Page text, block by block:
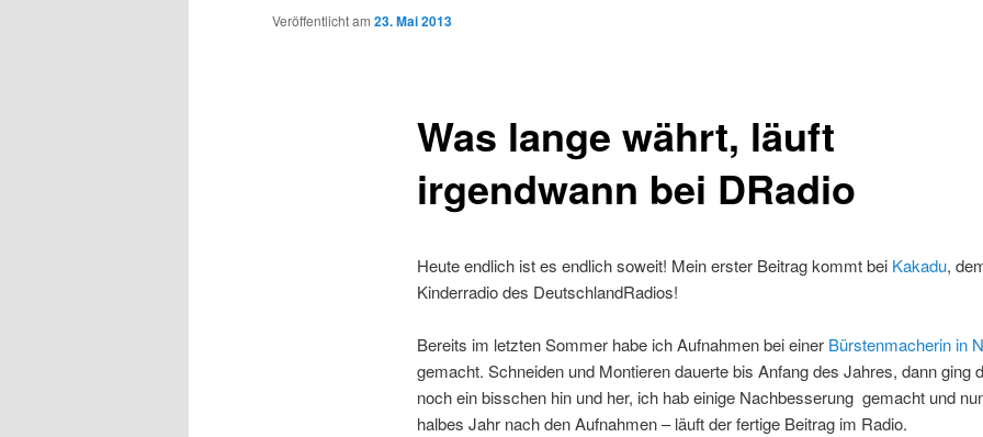
Was lange währt, läuft
irgendwann bei DRadio
Veröffentlicht am 23. Mai 2013
Heute endlich ist es endlich soweit! Mein erster Beitrag kommt bei Kakadu,
Kinderradio des DeutschlandRadios!
Bereits im letzten Sommer habe ich Aufnahmen bei einer Bürstenmacherin in
gemacht. Schneiden und Montieren dauerte bis Anfang des Jahres, dann ging
noch ein bisschen hin und her, ich hab einige Nachbesserung gemacht und
halbes Jahr nach den Aufnahmen – läuft der fertige Beitrag im Radio.